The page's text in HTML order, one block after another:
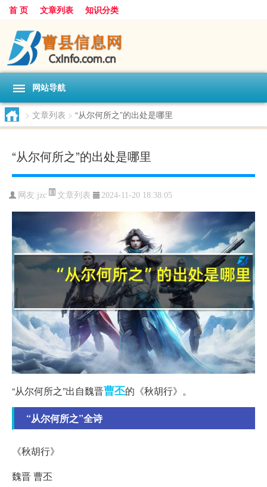
首 页 文章列表 知识分类
网站导航
> 文章列表 > “从尔何所之”的出处是哪里
“从尔何所之”的出处是哪里
网友:jzc 文章列表 2024-11-20 18:38:05
“从尔何所之”出自魏晋曹丕的《秋胡行》。
“从尔何所之”全诗
《秋胡行》
魏晋 曹丕